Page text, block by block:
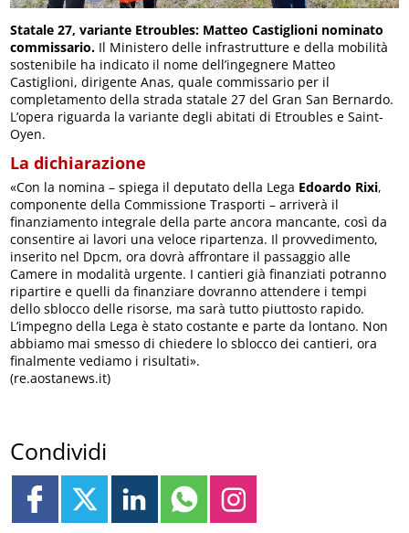
Statale 27, variante Etroubles: Matteo Castiglioni nominato
commissario. Il Ministero delle infrastrutture e della mobilità
sostenibile ha indicato il nome dell’ingegnere Matteo
Castiglioni, dirigente Anas, quale commissario per il
completamento della strada statale 27 del Gran San Bernardo.
L’opera riguarda la variante degli abitati di Etroubles e Saint-
Oyen.
La dichiarazione
«Con la nomina – spiega il deputato della Lega Edoardo Rixi,
componente della Commissione Trasporti – arriverà il
finanziamento integrale della parte ancora mancante, così da
consentire ai lavori una veloce ripartenza. Il provvedimento,
inserito nel Dpcm, ora dovrà affrontare il passaggio alle
Camere in modalità urgente. I cantieri già finanziati potranno
ripartire e quelli da finanziare dovranno attendere i tempi
dello sblocco delle risorse, ma sarà tutto piuttosto rapido.
L’impegno della Lega è stato costante e parte da lontano. Non
abbiamo mai smesso di chiedere lo sblocco dei cantieri, ora
finalmente vediamo i risultati».
(re.aostanews.it)
Condividi